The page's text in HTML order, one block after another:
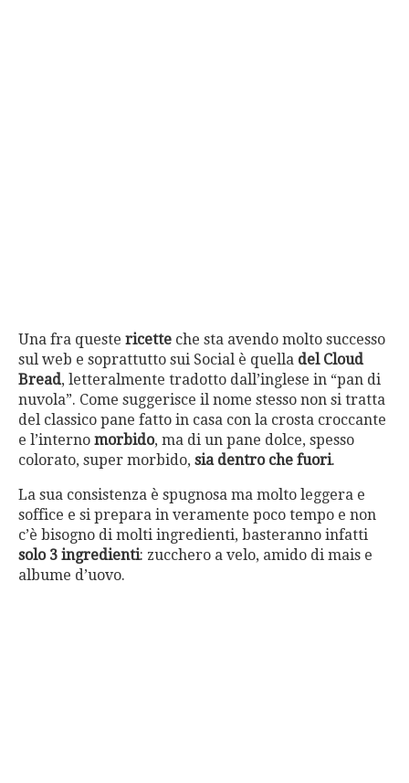
Una fra queste ricette che sta avendo molto successo
sul web e soprattutto sui Social è quella del Cloud
Bread, letteralmente tradotto dall’inglese in “pan di
nuvola”. Come suggerisce il nome stesso non si tratta
del classico pane fatto in casa con la crosta croccante
e l’interno morbido, ma di un pane dolce, spesso
colorato, super morbido, sia dentro che fuori.
La sua consistenza è spugnosa ma molto leggera e
soffice e si prepara in veramente poco tempo e non
c’è bisogno di molti ingredienti, basteranno infatti
solo 3 ingredienti: zucchero a velo, amido di mais e
albume d’uovo.